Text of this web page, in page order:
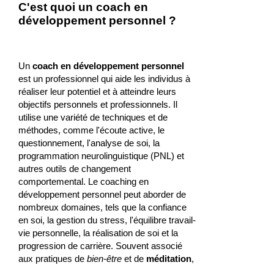
C'est quoi un coach en
développement personnel ?
Un coach en développement personnel
est un professionnel qui aide les individus à
réaliser leur potentiel et à atteindre leurs
objectifs personnels et professionnels. Il
utilise une variété de techniques et de
méthodes, comme l'écoute active, le
questionnement, l'analyse de soi, la
programmation neurolinguistique (PNL) et
autres outils de changement
comportemental. Le coaching en
développement personnel peut aborder de
nombreux domaines, tels que la confiance
en soi, la gestion du stress, l'équilibre travail-
vie personnelle, la réalisation de soi et la
progression de carrière. Souvent associé
aux pratiques de bien-êtreet de méditation,